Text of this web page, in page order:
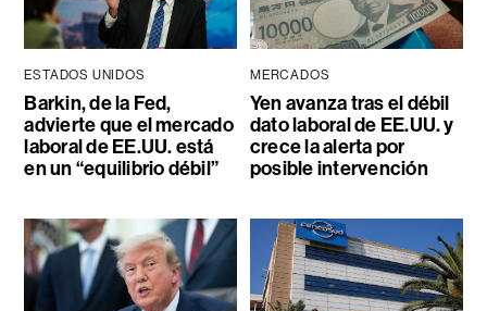
ESTADOS UNIDOS
Barkin, de la Fed,
advierte que el mercado
laboral de EE.UU. está
en un “equilibrio débil”
MERCADOS
Yen avanza tras el débil
dato laboral de EE.UU. y
crece la alerta por
posible intervención